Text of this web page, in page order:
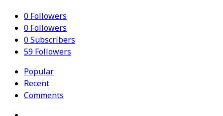
0Followers
0Followers
0Subscribers
59Followers
Popular
Recent
Comments